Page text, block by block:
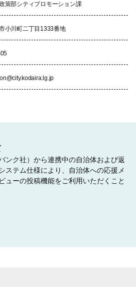
ー
常生活用具給付、病児・病後児保育事業
様子
策部シティプロモーション課
小川町二丁目1333番地
ンク社）から連携中の自治体および返
ステム仕様により、自治体への応援メ
ューの投稿機能をご利用いただくこと